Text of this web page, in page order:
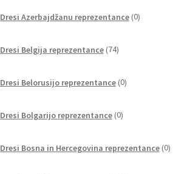
Dresi Azerbajdžanu reprezentance 0izdelkov
Dresi Belgija reprezentance 74izdelkov
Dresi Belorusijo reprezentance 0izdelkov
Dresi Bolgarijo reprezentance 0izdelkov
Dresi Bosna in Hercegovina reprezentance 0